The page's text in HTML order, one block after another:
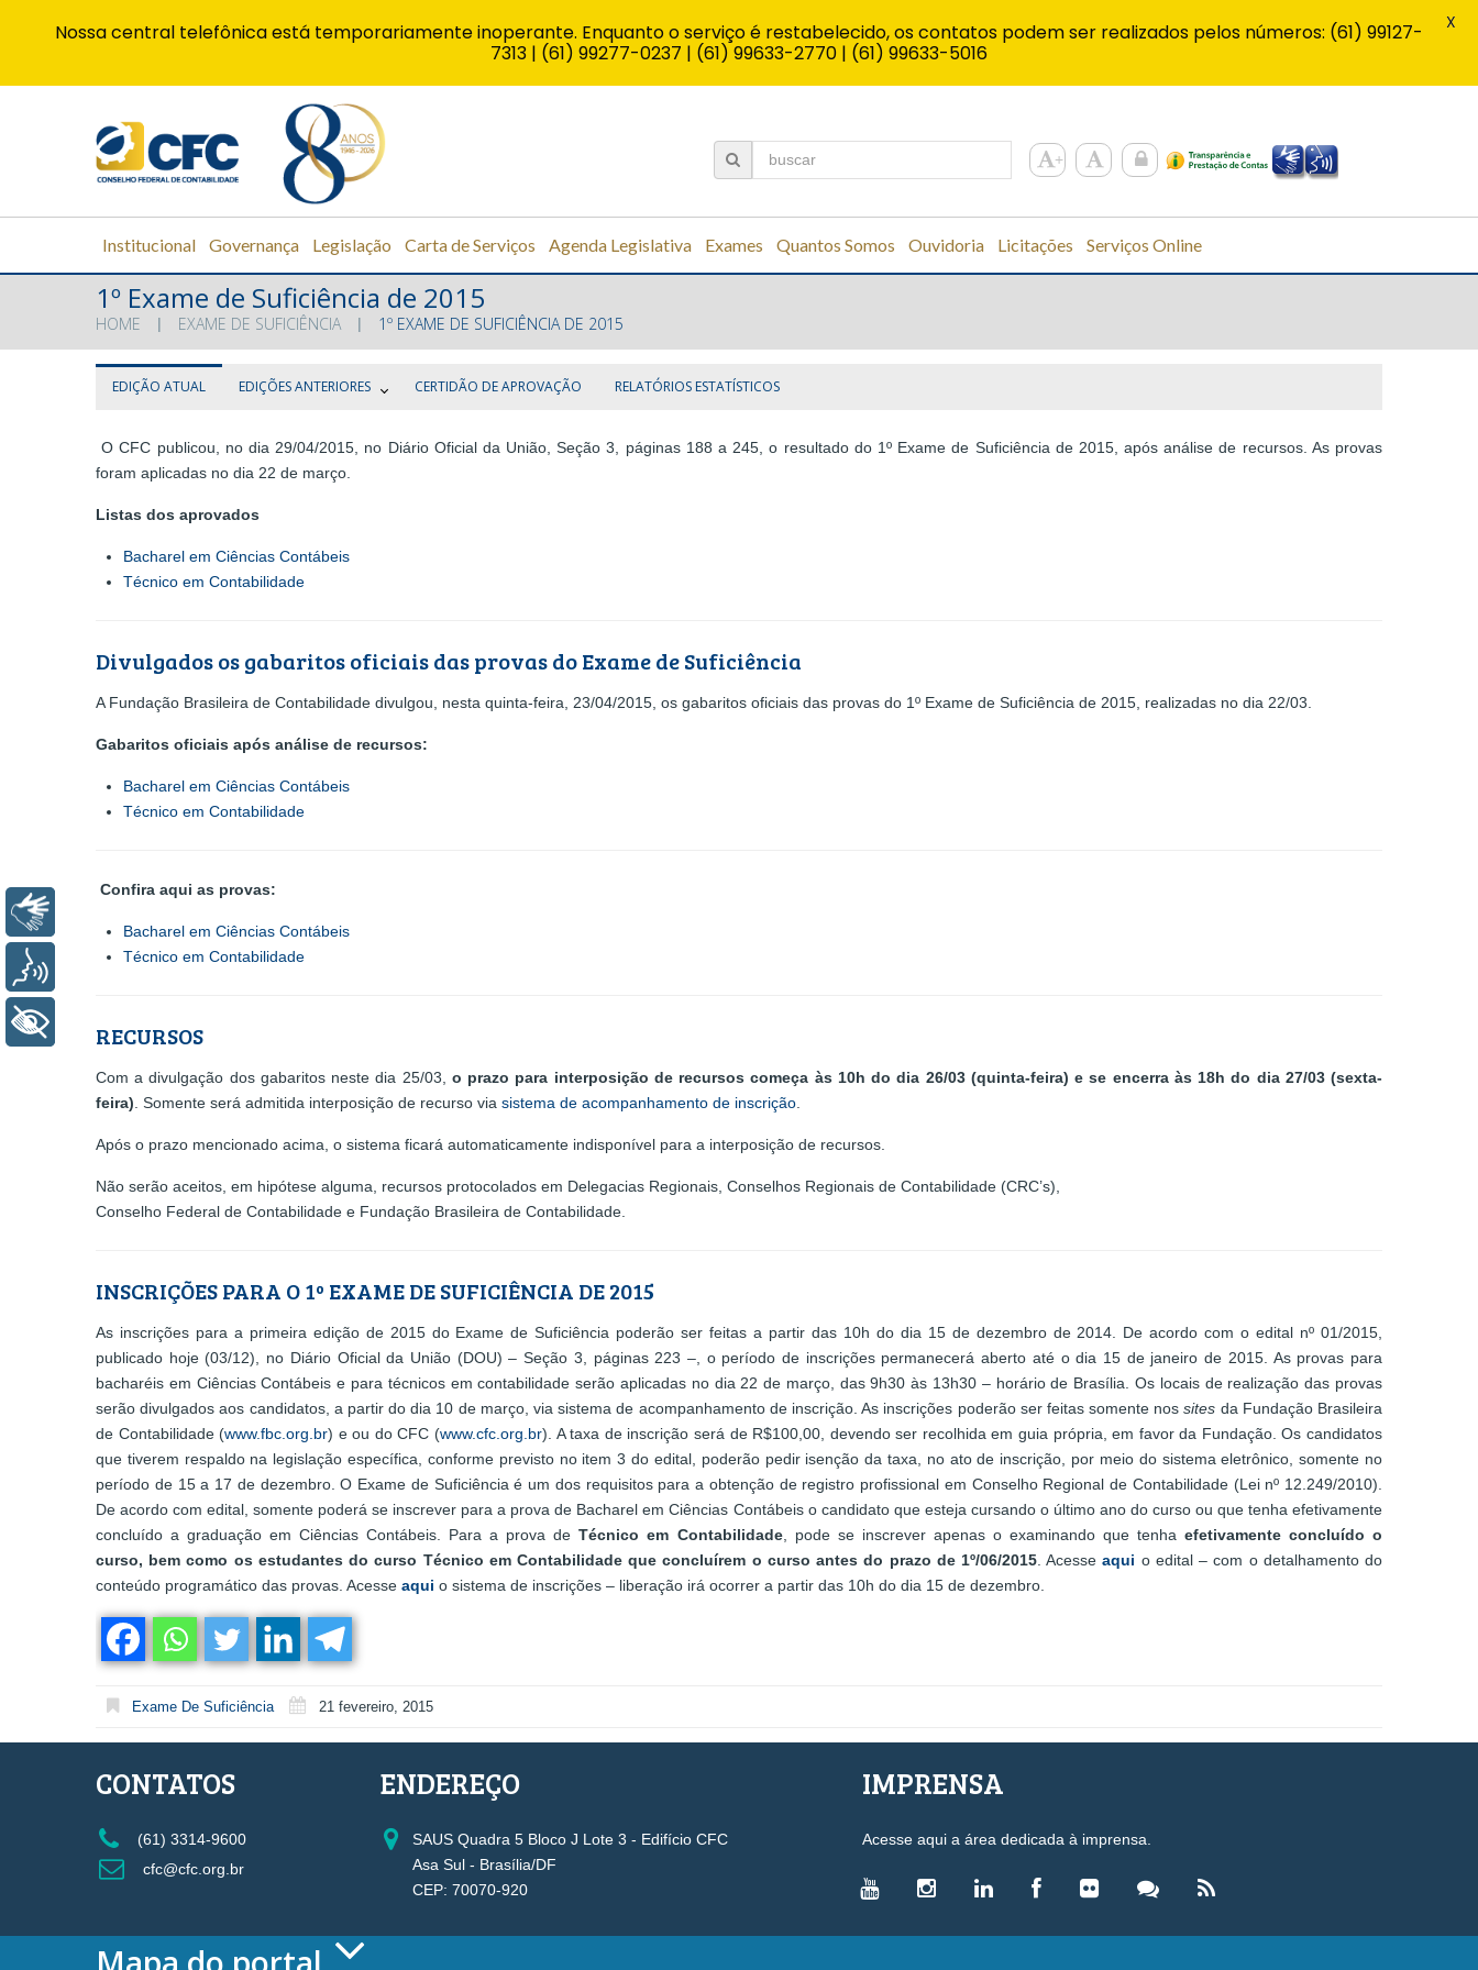
Institucional Governança Legislação Carta de Serviços Agenda Legislativa Exames Quantos Somos Ouvidoria Licitações Serviços Online
1º Exame de Suficiência de 2015
HOME EXAME DE SUFICIÊNCIA 1º EXAME DE SUFICIÊNCIA DE 2015
EDIÇÃO ATUAL EDIÇÕES ANTERIORES CERTIDÃO DE APROVAÇÃO RELATÓRIOS ESTATÍSTICOS
O CFC publicou, no dia 29/04/2015, no Diário Oficial da União, Seção 3, páginas 188 a 245, o resultado do 1º Exame de Suficiência de 2015, após análise de recursos. As provas
foram aplicadas no dia 22 de março.
Listas dos aprovados
Bacharel em Ciências Contábeis
Técnico em Contabilidade
Divulgados os gabaritos oficiais das provas do Exame de Suficiência
A Fundação Brasileira de Contabilidade divulgou, nesta quinta-feira, 23/04/2015, os gabaritos oficiais das provas do 1º Exame de Suficiência de 2015, realizadas no dia 22/03.
Gabaritos oficiais após análise de recursos:
Bacharel em Ciências Contábeis
Técnico em Contabilidade
Confira aqui as provas:
Bacharel em Ciências Contábeis
Técnico em Contabilidade
RECURSOS
Com a divulgação dos gabaritos neste dia 25/03, o prazo para interposição de recursos começa às 10h do dia 26/03 (quinta-feira) e se encerra às 18h do dia 27/03 (sexta-
feira). Somente será admitida interposição de recurso via sistema de acompanhamento de inscrição.
Após o prazo mencionado acima, o sistema ficará automaticamente indisponível para a interposição de recursos.
Não serão aceitos, em hipótese alguma, recursos protocolados em Delegacias Regionais, Conselhos Regionais de Contabilidade (CRC’s),
Conselho Federal de Contabilidade e Fundação Brasileira de Contabilidade.
INSCRIÇÕES PARA O 1º EXAME DE SUFICIÊNCIA DE 2015
As inscrições para a primeira edição de 2015 do Exame de Suficiência poderão ser feitas a partir das 10h do dia 15 de dezembro de 2014. De acordo com o edital nº 01/2015,
publicado hoje (03/12), no Diário Oficial da União (DOU) – Seção 3, páginas 223 –, o período de inscrições permanecerá aberto até o dia 15 de janeiro de 2015. As provas para
bacharéis em Ciências Contábeis e para técnicos em contabilidade serão aplicadas no dia 22 de março, das 9h30 às 13h30 – horário de Brasília. Os locais de realização das provas
serão divulgados aos candidatos, a partir do dia 10 de março, via sistema de acompanhamento de inscrição. As inscrições poderão ser feitas somente nossites da Fundação Brasileira
de Contabilidade (www.fbc.org.br) e ou do CFC (www.cfc.org.br). A taxa de inscrição será de R$100,00, devendo ser recolhida em guia própria, em favor da Fundação. Os candidatos
que tiverem respaldo na legislação específica, conforme previsto no item 3 do edital, poderão pedir isenção da taxa, no ato de inscrição, por meio do sistema eletrônico, somente no
período de 15 a 17 de dezembro. O Exame de Suficiência é um dos requisitos para a obtenção de registro profissional em Conselho Regional de Contabilidade (Lei nº 12.249/2010).
De acordo com edital, somente poderá se inscrever para a prova de Bacharel em Ciências Contábeis o candidato que esteja cursando o último ano do curso ou que tenha efetivamente
concluído a graduação em Ciências Contábeis. Para a prova deTécnico em Contabilidade, pode se inscrever apenas o examinando que tenha efetivamente concluído o
curso, bem como os estudantes do curso Técnico em Contabilidade que concluírem o curso antes do prazo de 1º/06/2015. Acesseaqui o edital – com o detalhamento do
conteúdo programático das provas. Acesse aqui o sistema de inscrições – liberação irá ocorrer a partir das 10h do dia 15 de dezembro.
Exame De Suficiência 21 fevereiro, 2015
CONTATOS
(61) 3314-9600
cfc@cfc.org.br
ENDEREÇO
SAUS Quadra 5 Bloco J Lote 3 - Edifício CFC
Asa Sul - Brasília/DF
CEP: 70070-920
IMPRENSA
Acesse aqui a área dedicada à imprensa.
Nossa central telefônica está temporariamente inoperante. Enquanto o serviço é restabelecido, os contatos podem ser realizados pelos números: (61) 99127-
7313 | (61) 99277-0237 | (61) 99633-2770 | (61) 99633-5016
X